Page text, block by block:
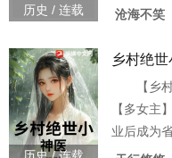
历史 / 连载
涤旧章，
沧海不笑
乡村绝
【乡
【多女主
业后成为
女朋友背